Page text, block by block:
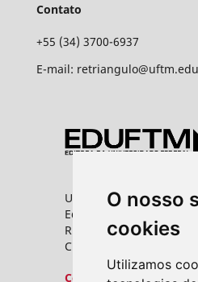
O nosso
cookies
Utilizamos
Contato
+55 (34) 3700-6937
E-mail:
Universidade Federal
Editora UFTM
Rua Vigário Carlos, 100
CEP: 38025-350 -
Contato